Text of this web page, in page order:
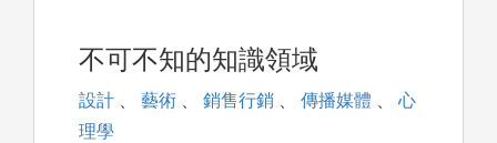
不可不知的知識領域
設計 、 藝術 、 銷售行銷 、 傳播媒體 、
心
理學